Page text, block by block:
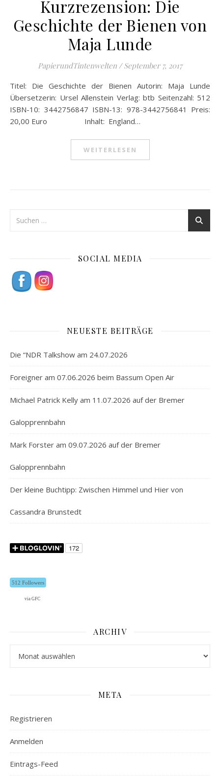
Kurzrezension: Die
Geschichte der Bienen von
Maja Lunde
PapierundTintenwelten / September 7, 2017
Titel: Die Geschichte der Bienen Autorin: Maja Lunde
Übersetzerin: Ursel Allenstein Verlag: btb Seitenzahl: 512
ISBN-10: 3442756847 ISBN-13: 978-3442756841 Preis:
20,00 Euro Inhalt: England…
WEITERLESEN
SOCIAL MEDIA
NEUESTE BEITRÄGE
Die “NDR Talkshow am 24.07.2026
Foreigner am 07.06.2026 beim Bassum Open Air
Michael Patrick Kelly am 11.07.2026 auf der Bremer
Galopprennbahn
Mark Forster am 09.07.2026 auf der Bremer
Galopprennbahn
Der kleine Buchtipp: Zwischen Himmel und Hier von
Cassandra Brunstedt
512 Followers
via GFC
ARCHIV
META
Registrieren
Anmelden
Eintrags-Feed